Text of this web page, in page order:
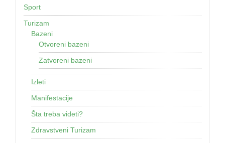
Sport
Turizam
Bazeni
Otvoreni bazeni
Zatvoreni bazeni
Izleti
Manifestacije
Šta treba videti?
Zdravstveni Turizam